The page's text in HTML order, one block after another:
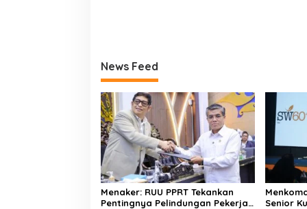
News Feed
Menaker: RUU PPRT Tekankan
Pentingnya Pelindungan Pekerja
Senior